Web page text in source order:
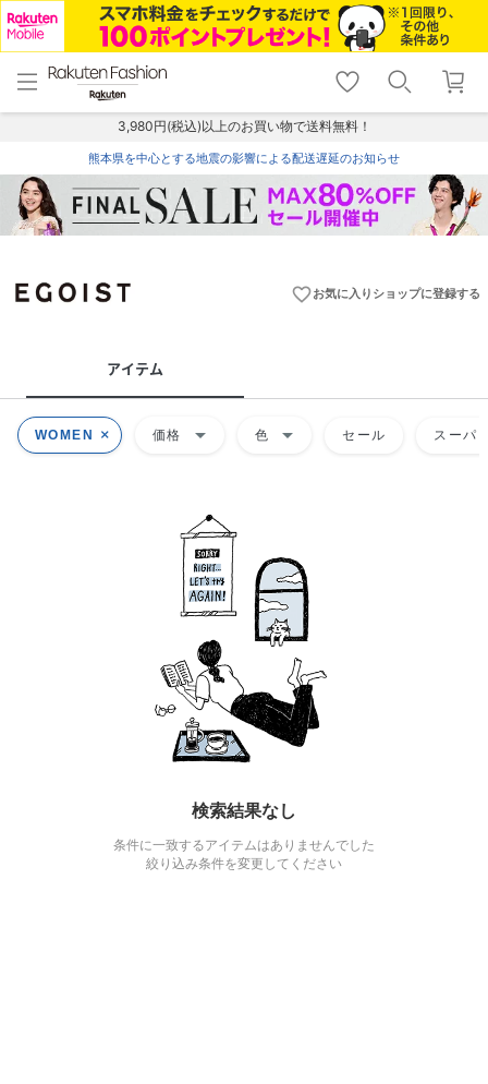
menu home
トップ
shopping_cart lock_outline
ログイン
3,980円(税込)以上のお買い物で送料無料！
熊本県を中心とする地震の影響による配送遅延のお知らせ
favorite_borderお気に入りショップに登録する
アイテム
WOMEN 価格 arrow_drop_down 色 arrow_drop_down セール スーパ
検索結果なし
条件に一致するアイテムはありませんでした
絞り込み条件を変更してください